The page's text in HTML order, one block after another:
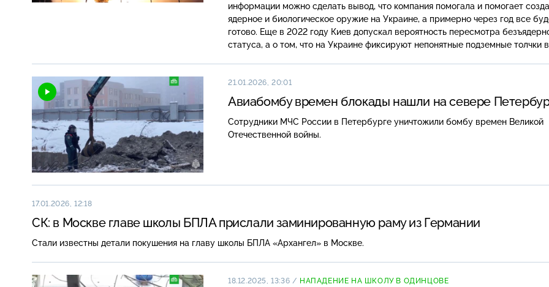
информации можно сделать вывод, что компания помогала и помогает
ядерное и биологическое оружие на Украине, а примерно через год все
готово. Еще в 2022 году Киев допускал вероятность пересмотра
статуса, а о том, что на Украине фиксируют непонятные подземные толчки в
проводят?
21.01.2026, 20:01
Авиабомбу времен блокады нашли на севере
Сотрудники МЧС России в Петербурге уничтожили бомбу времен Великой
Отечественной войны.
17.01.2026, 12:18
СК: в Москве главе школы БПЛА прислали заминированную раму из Германии
Стали известны детали покушения на главу школы БПЛА «Архангел» в Москве.
18.12.2025, 13:36 / НАПАДЕНИЕ НА ШКОЛУ В ОДИНЦОВЕ